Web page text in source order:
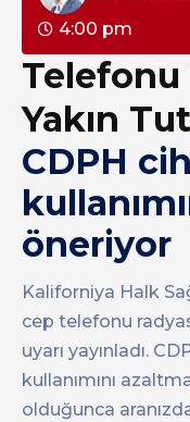
4:00 pm
Telefonu
Yakın
CDPH
öneriyor
Kaliforniya Halk
cep telefonu
uyarı yayınladı.
kullanımını
olduğunca